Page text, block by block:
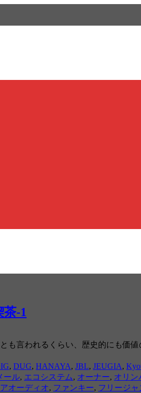
-1
も言われるくらい、歴史的にも価
, DUG, HANAYA, JBL, JEUGIA,
ール, エコシステム, オーナー, オリン
オーディオ, ファンキー, フリージャ